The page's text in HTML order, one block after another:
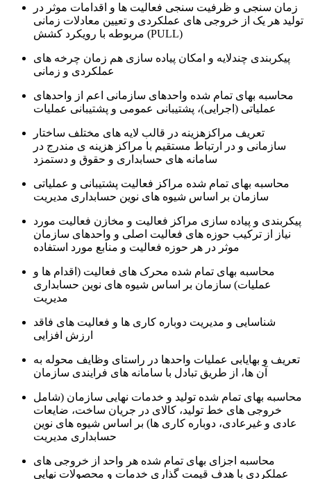
زمان سنجی و ظرفیت سنجی فعالیت ها و اقدامات موثر در
تولید هر یک از خروجی های عملکردی و تعیین معادلات زمانی
مربوطه با رویکرد کشش (PULL)
پیکربندی چندلایه و امکان پیاده سازی هم زمان چرخه های
عملکردی و زمانی
محاسبه بهای تمام شده واحدهای سازمانی اعم از واحدهای
عملیاتی (اجرایی)، پشتیبانی عمومی و پشتیبانی عملیات
تعریف مراکزهزینه در قالب لایه های مختلف ساختار
سازمانی و در ارتباط مستقیم با مراکز هزینه ی مندرج در
سامانه های حسابداری و حقوق و دستمزد
محاسبه بهای تمام شده مراکز فعالیت پشتیبانی و عملیاتی
سازمان بر اساس شیوه های نوین حسابداری مدیریت
پیکربندی و پیاده سازی مراکز فعالیت و مخازن فعالیت مورد
نیاز از ترکیب حوزه های فعالیت اصلی و واحدهای سازمان
موثر در هر حوزه فعالیت و منابع مورد استفاده
محاسبه بهای تمام شده محرک های فعالیت (اقدام ها و
عملیات) سازمان بر اساس شیوه های نوین حسابداری
مدیریت
شناسایی و مدیریت دوباره کاری ها و فعالیت های فاقد
ارزش افزایی
تعریف و بهایابی عملیات واحدها در راستای وظایف محوله به
آن ها، از طریق تبادل با سامانه های فرایندی سازمان
محاسبه بهای تمام شده تولید و خدمات نهایی سازمان (شامل
خروجی های خط تولید، کالای در جریان ساخت، ضایعات
عادی و غیرعادی، دوباره کاری ها) بر اساس شیوه های نوین
حسابداری مدیریت
محاسبه اجزای بهای تمام شده هر واحد از خروجی های
عملکردی با هدف قیمت گذاری خدمات و محصولات نهایی